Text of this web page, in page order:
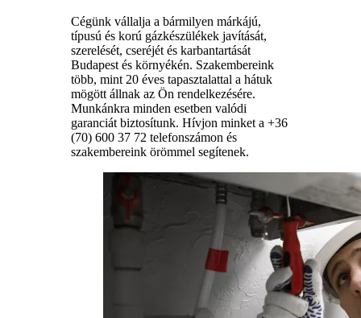
Cégünk vállalja a bármilyen márkájú,
típusú és korú gázkészülékek javítását,
szerelését, cseréjét és karbantartását
Budapest és környékén. Szakembereink
több, mint 20 éves tapasztalattal a hátuk
mögött állnak az Ön rendelkezésére.
Munkánkra minden esetben valódi
garanciát biztosítunk. Hívjon minket a +36
(70) 600 37 72 telefonszámon és
szakembereink örömmel segítenek.